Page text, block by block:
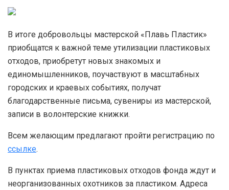
В итоге добровольцы мастерской «Плавь Пластик»
приобщатся к важной теме утилизации пластиковых
отходов, приобретут новых знакомых и
единомышленников, поучаствуют в масштабных
городских и краевых событиях, получат
благодарственные письма, сувениры из мастерской,
записи в волонтерские книжки.
Всем желающим предлагают пройти регистрацию по
ссылке.
В пунктах приема пластиковых отходов фонда ждут и
неорганизованных охотников за пластиком. Адреса